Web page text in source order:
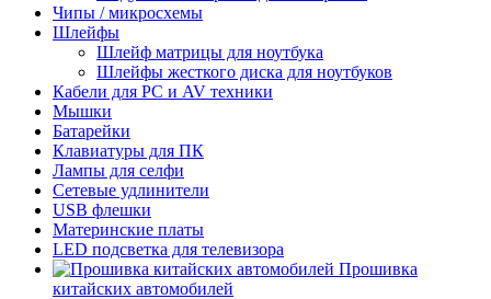
Чипы / микросхемы
Шлейфы
Шлейф матрицы для ноутбука
Шлейфы жесткого диска для ноутбуков
Кабели для PC и AV техники
Мышки
Батарейки
Клавиатуры для ПК
Лампы для селфи
Сетевые удлинители
USB флешки
Материнские платы
LED подсветка для телевизора
Прошивка
китайских автомобилей